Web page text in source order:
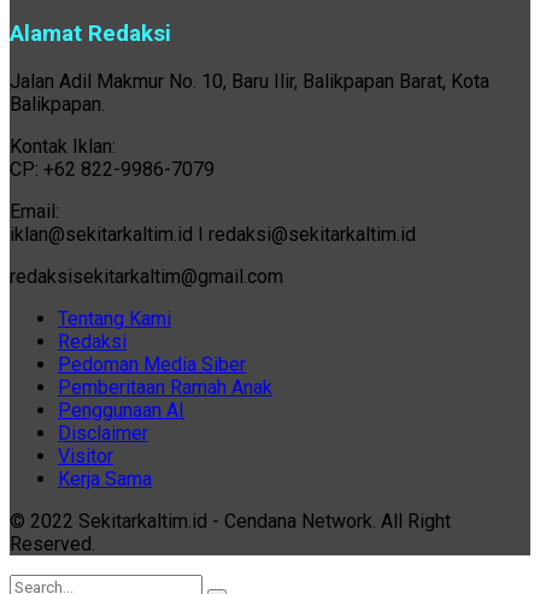
Alamat Redaksi
Jalan Adil Makmur No. 10, Baru Ilir, Balikpapan Barat, Kota
Balikpapan.
Kontak Iklan:
CP: +62 822-9986-7079
Email:
iklan@sekitarkaltim.id I redaksi@sekitarkaltim.id
redaksisekitarkaltim@gmail.com
Tentang Kami
Redaksi
Pedoman Media Siber
Pemberitaan Ramah Anak
Penggunaan AI
Disclaimer
Visitor
Kerja Sama
© 2022 Sekitarkaltim.id - Cendana Network. All Right
Reserved.